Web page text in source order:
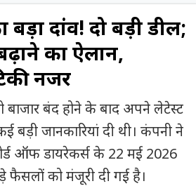
बड़ा दांव! दो बड़ी डील;
का ऐलान,
नजर
बाजार बंद होने के बाद अपने लेटेस्ट
जानकारियां दी थी। कंपनी ने
ऑफ डायरेकर्स के 22 मई 2026
को मंजूरी दी गई है।